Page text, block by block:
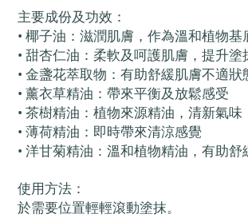
主要成份及功效：
• 椰子油：滋潤肌膚，作為溫和植物基
• 甜杏仁油：柔軟及呵護肌膚，提升塗
• 金盞花萃取物：有助舒緩肌膚不適狀
• 薰衣草精油：帶來平衡及放鬆感受
• 茶樹精油：植物來源精油，清新氣味
• 薄荷精油：即時帶來清涼感覺
• 洋甘菊精油：溫和植物精油，有助舒
使用方法：
於需要位置輕輕滾動塗抹。